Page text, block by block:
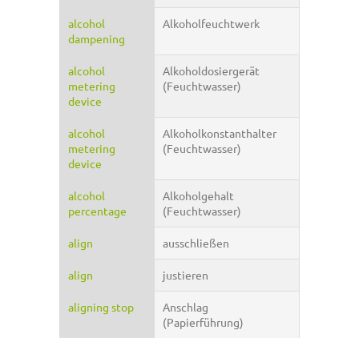
alcohol
dampening
Alkoholfeuchtwerk
alcohol
metering
device
Alkoholdosiergerät
(Feuchtwasser)
alcohol
metering
device
Alkoholkonstanthalter
(Feuchtwasser)
alcohol
percentage
Alkoholgehalt
(Feuchtwasser)
align ausschließen
align justieren
aligning stop
Anschlag
(Papierführung)